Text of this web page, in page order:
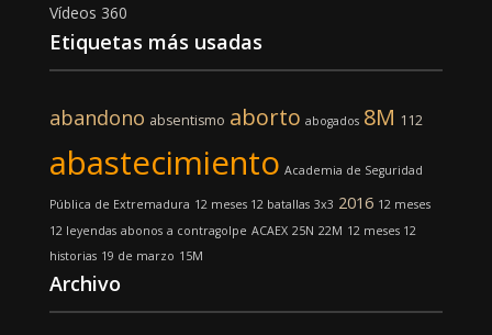
Vídeos 360
Etiquetas más usadas
abandono absentismo aborto abogados 8M 112
abastecimiento Academia de Seguridad
Pública de Extremadura 12 meses 12 batallas 3x3 2016 12 meses
12 leyendas abonos a contragolpe ACAEX 25N 22M 12 meses 12
historias 19 de marzo 15M
Archivo